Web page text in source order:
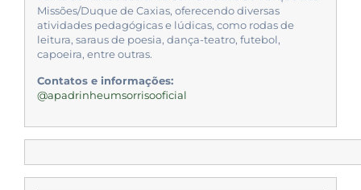
Missões/Duque de Caxias, oferecendo diversas
atividades pedagógicas e lúdicas, como rodas de
leitura, saraus de poesia, dança-teatro, futebol,
capoeira, entre outras.
Contatos e informações:
@apadrinheumsorrisooficial